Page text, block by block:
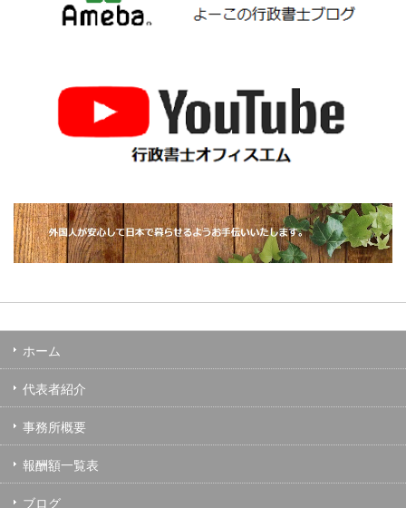
ホーム
代表者紹介
事務所概要
報酬額一覧表
ブログ